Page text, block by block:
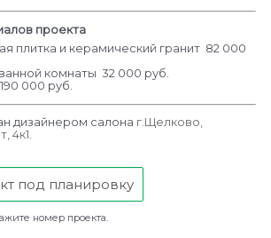
проекта
плитка и керамический гранит 82 000
комнаты 32 000 руб.
000 руб.
дизайнером салона г.Щелково,
4к1.
под планировку
номер проекта.